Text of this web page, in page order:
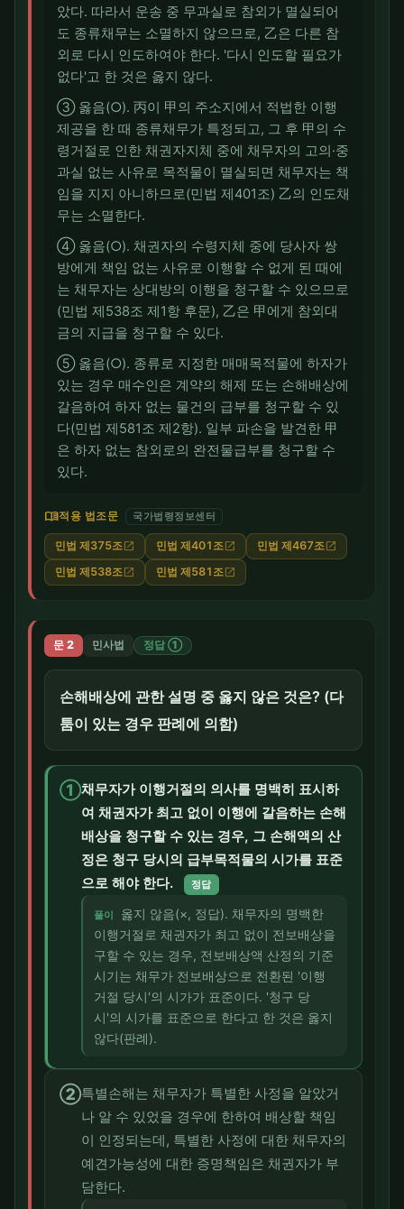
았다. 따라서 운송 중 무과실로 참외가 멸실되어
도 종류채무는 소멸하지 않으므로, 乙은 다른 참
외로 다시 인도하여야 한다. '다시 인도할 필요가
없다'고 한 것은 옳지 않다.
③ 옳음(○). 丙이 甲의 주소지에서 적법한 이행
제공을 한 때 종류채무가 특정되고, 그 후 甲의 수
령거절로 인한 채권자지체 중에 채무자의 고의·중
과실 없는 사유로 목적물이 멸실되면 채무자는 책
임을 지지 아니하므로(민법 제401조) 乙의 인도채
무는 소멸한다.
④ 옳음(○). 채권자의 수령지체 중에 당사자 쌍
방에게 책임 없는 사유로 이행할 수 없게 된 때에
는 채무자는 상대방의 이행을 청구할 수 있으므로
(민법 제538조 제1항 후문), 乙은 甲에게 참외대
금의 지급을 청구할 수 있다.
⑤ 옳음(○). 종류로 지정한 매매목적물에 하자가
있는 경우 매수인은 계약의 해제 또는 손해배상에
갈음하여 하자 없는 물건의 급부를 청구할 수 있
다(민법 제581조 제2항). 일부 파손을 발견한 甲
은 하자 없는 참외로의 완전물급부를 청구할 수
있다.
menu_book적용 법조문 국가법령정보센터
민법 제375조 open_in_new 민법 제401조 open_in_new 민법 제467조 open_in_new
민법 제538조 open_in_new 민법 제581조 open_in_new
문 2 민사법 정답 ①
손해배상에 관한 설명 중 옳지 않은 것은? (다
툼이 있는 경우 판례에 의함)
①채무자가 이행거절의 의사를 명백히 표시하
여 채권자가 최고 없이 이행에 갈음하는 손해
배상을 청구할 수 있는 경우, 그 손해액의 산
정은 청구 당시의 급부목적물의 시가를 표준
으로 해야 한다.
정답
풀이
옳지 않음(×, 정답). 채무자의 명백한
이행거절로 채권자가 최고 없이 전보배상을
구할 수 있는 경우, 전보배상액 산정의 기준
시기는 채무가 전보배상으로 전환된 '이행
거절 당시'의 시가가 표준이다. '청구 당
시'의 시가를 표준으로 한다고 한 것은 옳지
않다(판례).
②특별손해는 채무자가 특별한 사정을 알았거
나 알 수 있었을 경우에 한하여 배상할 책임
이 인정되는데, 특별한 사정에 대한 채무자의
예견가능성에 대한 증명책임은 채권자가 부
담한다.